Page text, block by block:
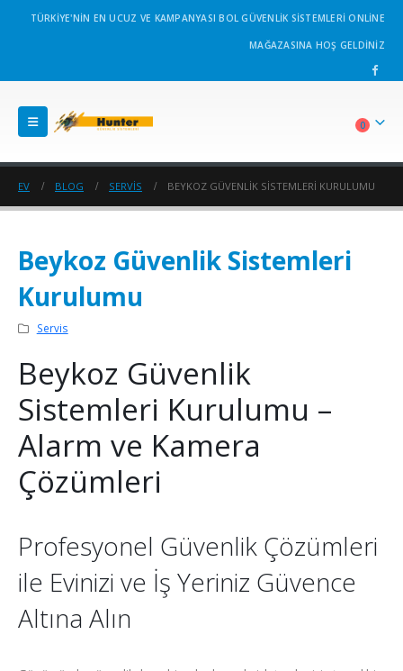
TÜRKİYE'NİN EN UCUZ VE KAMPANYASI BOL GÜVENLİK SİSTEMLERİ ONLİNE
MAĞAZASINA HOŞ GELDİNİZ
0
EV BLOG SERVIS BEYKOZ GÜVENLIK SISTEMLERI KURULUMU
Beykoz Güvenlik Sistemleri
Kurulumu
Servis
Beykoz Güvenlik
Sistemleri Kurulumu –
Alarm ve Kamera
Çözümleri
Profesyonel Güvenlik Çözümleri
ile Evinizi ve İş Yeriniz Güvence
Altına Alın